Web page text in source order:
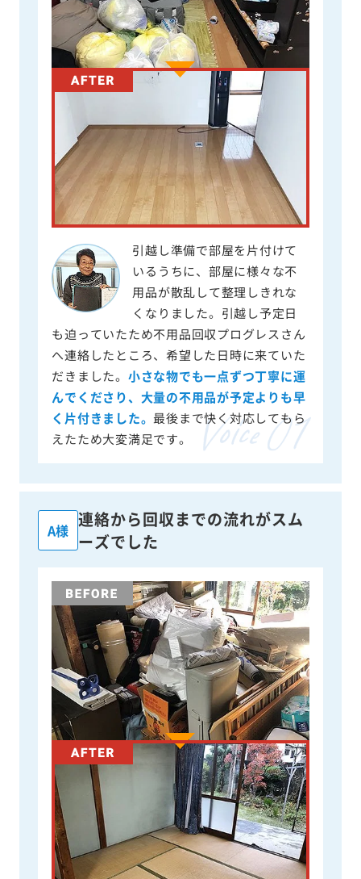
引越し準備で部屋を片付けて
いるうちに、部屋に様々な不
用品が散乱して整理しきれな
くなりました。引越し予定日
も迫っていたため不用品回収プログレスさん
へ連絡したところ、希望した日時に来ていた
だきました。 小さな物でも一点ずつ丁寧に運
んでくださり、大量の不用品が予定よりも早
く片付きました。 最後まで快く対応してもら
えたため大変満足です。
A様
連絡から回収までの流れがスム
ーズでした